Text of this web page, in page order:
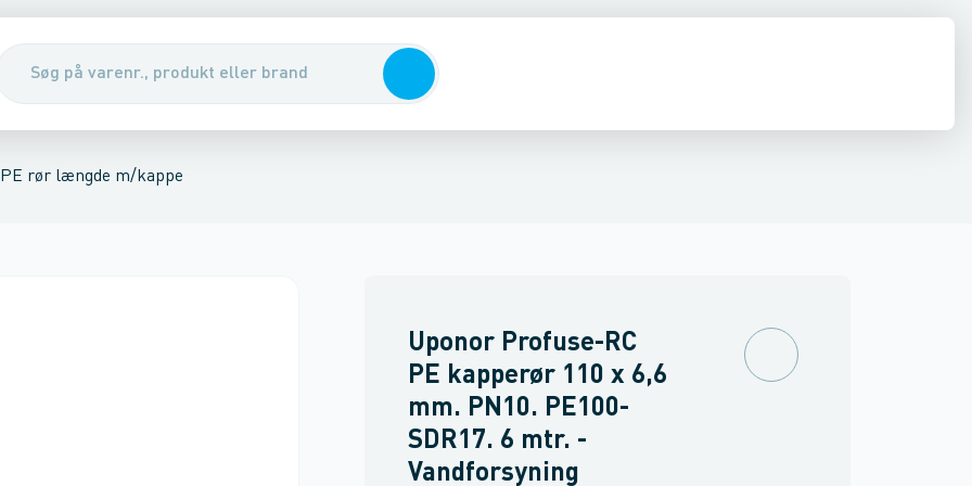
flangerVentiler & pumper
fittings, messing
PE rør længde m/kappe
u/kappe
Uponor Profuse-RC
PE kapperør 110 x 6,6
mm. PN10. PE100-
SDR17. 6 mtr. -
Vandforsyning